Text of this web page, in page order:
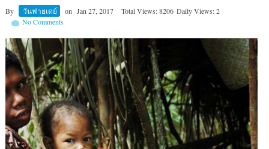
By วันฟายเดย์ on Jan 27, 2017 Total Views: 8206 Daily Views: 2
No Comments